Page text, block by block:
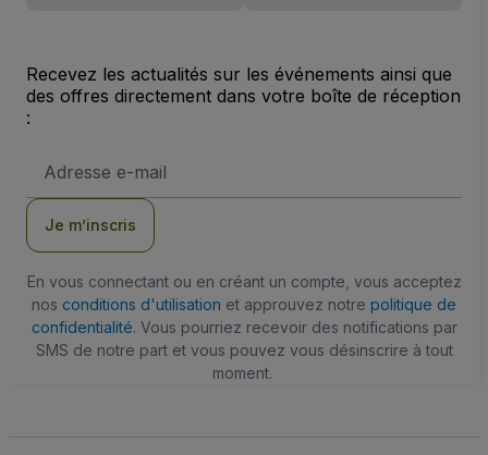
Recevez les actualités sur les événements ainsi que
des offres directement dans votre boîte de réception
:
e-
Je m’inscris
En vous connectant ou en créant un compte, vous acceptez
nos conditions d'utilisation et approuvez notre politique de
confidentialité. Vous pourriez recevoir des notifications par
SMS de notre part et vous pouvez vous désinscrire à tout
moment.